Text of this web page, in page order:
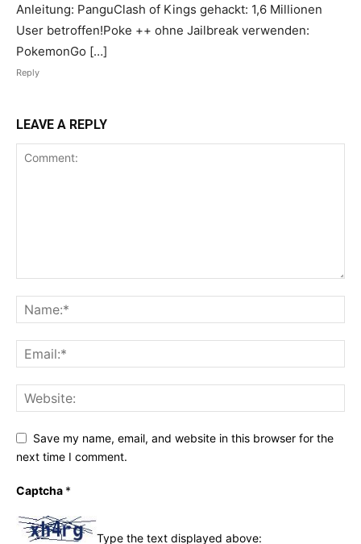
Anleitung: PanguClash of Kings gehackt: 1,6 Millionen
User betroffen!Poke ++ ohne Jailbreak verwenden:
PokemonGo […]
Reply
LEAVE A REPLY
Save my name, email, and website in this browser for the
next time I comment.
Captcha *
Type the text displayed above: